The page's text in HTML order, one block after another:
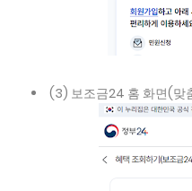
(3) 보조금24 홈 화면(맞